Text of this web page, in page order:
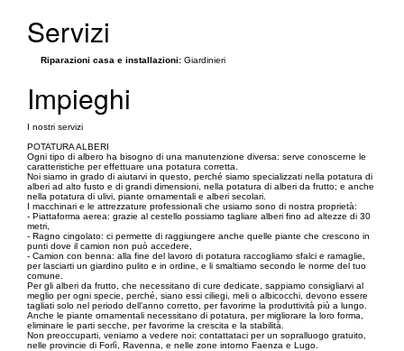
Servizi
Riparazioni casa e installazioni: Giardinieri
Impieghi
I nostri servizi
POTATURA ALBERI
Ogni tipo di albero ha bisogno di una manutenzione diversa: serve conoscerne le
caratteristiche per effettuare una potatura corretta.
Noi siamo in grado di aiutarvi in questo, perché siamo specializzati nella potatura di
alberi ad alto fusto e di grandi dimensioni, nella potatura di alberi da frutto; e anche
nella potatura di ulivi, piante ornamentali e alberi secolari.
I macchinari e le attrezzature professionali che usiamo sono di nostra proprietà:
- Piattaforma aerea: grazie al cestello possiamo tagliare alberi fino ad altezze di 30
metri,
- Ragno cingolato: ci permette di raggiungere anche quelle piante che crescono in
punti dove il camion non può accedere,
- Camion con benna: alla fine del lavoro di potatura raccogliamo sfalci e ramaglie,
per lasciarti un giardino pulito e in ordine, e li smaltiamo secondo le norme del tuo
comune.
Per gli alberi da frutto, che necessitano di cure dedicate, sappiamo consigliarvi al
meglio per ogni specie, perché, siano essi ciliegi, meli o albicocchi, devono essere
tagliati solo nel periodo dell’anno corretto, per favorirne la produttività più a lungo.
Anche le piante ornamentali necessitano di potatura, per migliorare la loro forma,
eliminare le parti secche, per favorirne la crescita e la stabilità.
Non preoccuparti, veniamo a vedere noi: contattataci per un sopralluogo gratuito,
nelle provincie di Forlì, Ravenna, e nelle zone intorno Faenza e Lugo.